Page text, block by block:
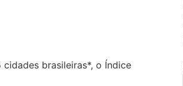
brasileiras*, o Índice